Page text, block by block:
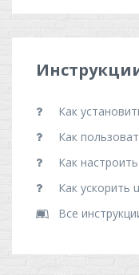
Как
Как
Как
Как ускорить
Все